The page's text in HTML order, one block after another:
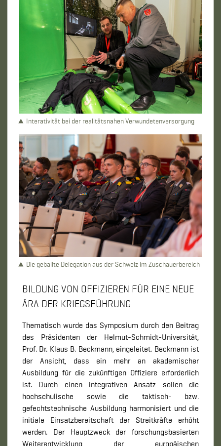
Interativität bei der realitätsnahen Verwundetenversorgung
Die geballte Delegation aus der Schweiz im Zuschauerbereich
BILDUNG VON OFFIZIEREN FÜR EINE NEUE
ÄRA DER KRIEGSFÜHRUNG
Thematisch wurde das Symposium durch den Beitrag
des Präsidenten der Helmut-Schmidt-Universität,
Prof. Dr. Klaus B. Beckmann, eingeleitet. Beckmann ist
der Ansicht, dass ein mehr an akademischer
Ausbildung für die zukünftigen Offiziere erforderlich
ist. Durch einen integrativen Ansatz sollen die
hochschulische sowie die taktisch- bzw.
gefechtstechnische Ausbildung harmonisiert und die
initiale Einsatzbereitschaft der Streitkräfte erhöht
werden. Der Hauptzweck der forschungsbasierten
Weiterentwicklung der europäischen